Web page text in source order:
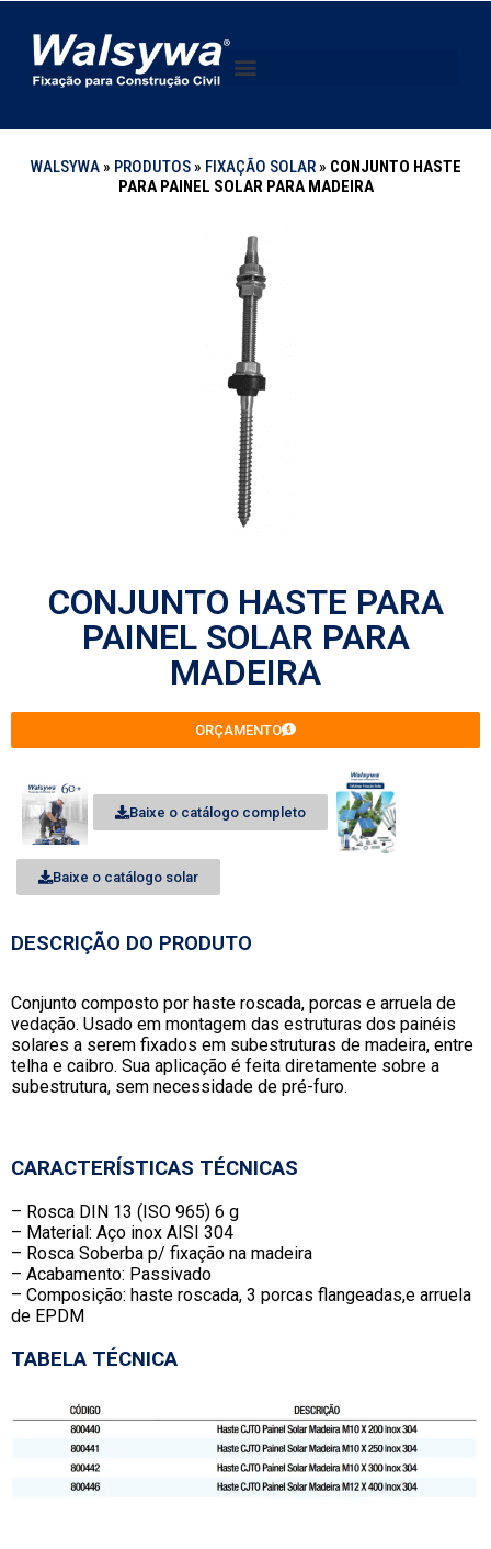
WALSYWA» PRODUTOS» FIXAÇÃO SOLAR» CONJUNTO HASTE
PARA PAINEL SOLAR PARA MADEIRA
CONJUNTO HASTE PARA
PAINEL SOLAR PARA
MADEIRA
ORÇAMENTO
Baixe o catálogo completo
Baixe o catálogo solar
DESCRIÇÃO DO PRODUTO
Conjunto composto por haste roscada, porcas e arruela de
vedação. Usado em montagem das estruturas dos painéis
solares a serem fixados em subestruturas de madeira, entre
telha e caibro. Sua aplicação é feita diretamente sobre a
subestrutura, sem necessidade de pré-furo.
CARACTERÍSTICAS TÉCNICAS
– Rosca DIN 13 (ISO 965) 6 g
– Material: Aço inox AISI 304
– Rosca Soberba p/ fixação na madeira
– Acabamento: Passivado
– Composição: haste roscada, 3 porcas flangeadas,e arruela
de EPDM
TABELA TÉCNICA